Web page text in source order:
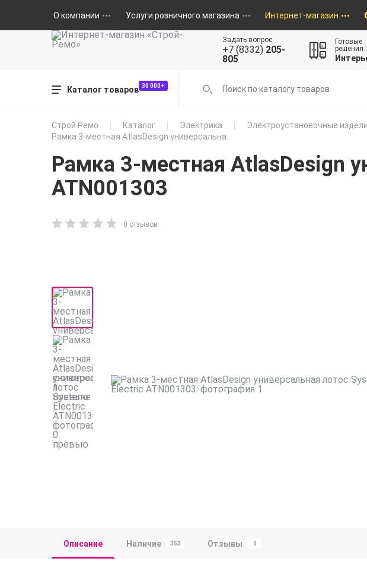
О компании Услуги розничного магазина Интернет-магазин
Задать вопрос
+7 (8332) 205-
805
Готовые
решения
Каталог товаров 30 000+
Строй Ремо Каталог Электрика Электроустановочные
Рамка 3-местная AtlasDesign универсальна...
Рамка 3-местная AtlasDesign
ATN001303
0 отзывов
Описание Наличие 353 Отзывы 0